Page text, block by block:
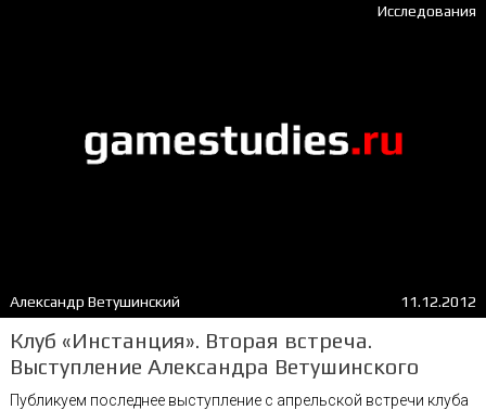
Исследования
Александр Ветушинский 11.12.2012
Клуб «Инстанция». Вторая встреча.
Выступление Александра Ветушинского
Публикуем последнее выступление с апрельской встречи клуба